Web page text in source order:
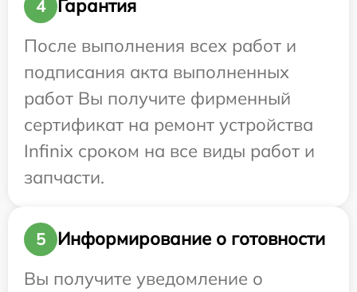
4
Гарантия
После выполнения всех работ и
подписания акта выполненных
работ Вы получите фирменный
сертификат на ремонт устройства
Infinix сроком на все виды работ и
запчасти.
5
Информирование о готовности
Вы получите уведомление о